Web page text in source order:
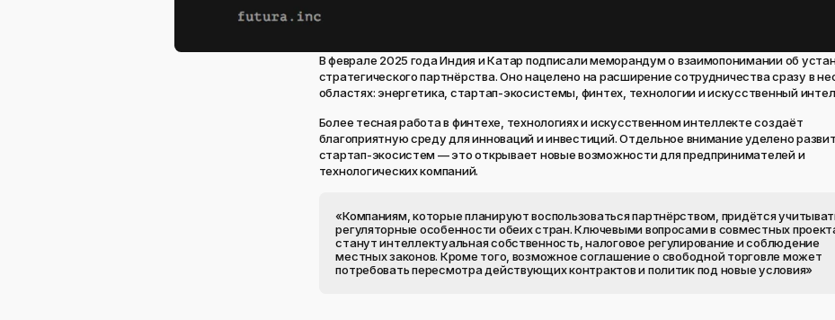
В феврале 2025 года Индия и Катар подписали меморандум о взаимопонимании об
стратегического партнёрства. Оно нацелено на расширение сотрудничества сразу в
областях: энергетика, стартап-экосистемы, финтех, технологии и искусственный
Более тесная работа в финтехе, технологиях и искусственном интеллекте создаёт
благоприятную среду для инноваций и инвестиций. Отдельное внимание уделено
стартап-экосистем — это открывает новые возможности для предпринимателей и
технологических компаний.
«Компаниям, которые планируют воспользоваться партнёрством, придётся
регуляторные особенности обеих стран. Ключевыми вопросами в совместных
станут интеллектуальная собственность, налоговое регулирование и соблюдение
местных законов. Кроме того, возможное соглашение о свободной торговле может
потребовать пересмотра действующих контрактов и политик под новые условия»